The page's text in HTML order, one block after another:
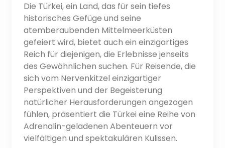
Die Türkei, ein Land, das für sein tiefes
historisches Gefüge und seine
atemberaubenden Mittelmeerküsten
gefeiert wird, bietet auch ein einzigartiges
Reich für diejenigen, die Erlebnisse jenseits
des Gewöhnlichen suchen. Für Reisende, die
sich vom Nervenkitzel einzigartiger
Perspektiven und der Begeisterung
natürlicher Herausforderungen angezogen
fühlen, präsentiert die Türkei eine Reihe von
Adrenalin-geladenen Abenteuern vor
vielfältigen und spektakulären Kulissen.